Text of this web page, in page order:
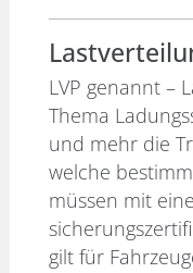
LVP genannt –
Thema
und mehr die
welche
müssen mit
gilt für